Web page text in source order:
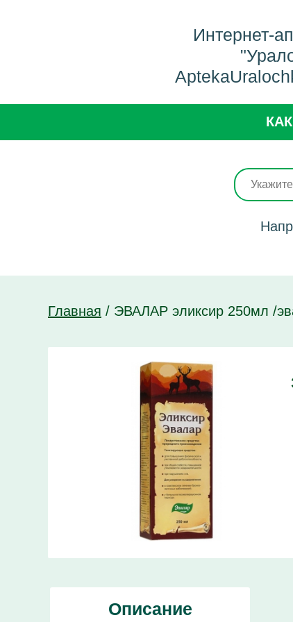
Интернет-
Главная / ЭВАЛАР эликсир 250мл /
Описание